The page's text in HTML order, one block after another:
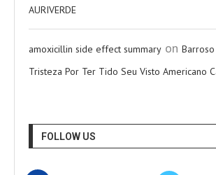
AURIVERDE
amoxicillin side effect summary on
Tristeza Por Ter Tido Seu Visto Americano
FOLLOW US